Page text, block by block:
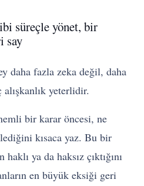
süreçle yönet, bir
say
daha fazla zeka değil, daha
yeterlidir.
bir karar öncesi, ne
kısaca yaz. Bu bir
ya da haksız çıktığını
en büyük eksiği geri